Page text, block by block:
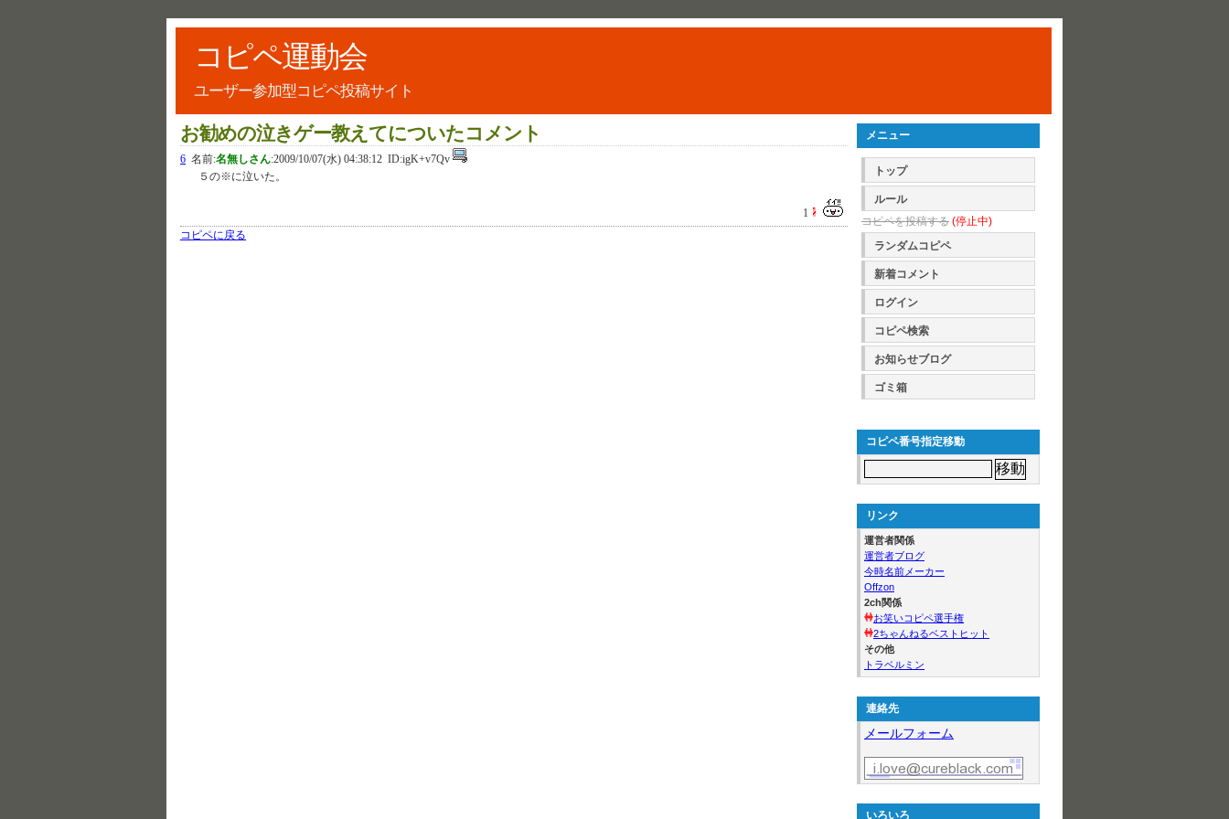
コピペ運動会
ユーザー参加型コピペ投稿サイト
お勧めの泣きゲー教えてについたコメント
6 名前:名無しさん:2009/10/07(水) 04:38:12 ID:igK+v7Qv
５の※に泣いた。
1
コピペに戻る
メニュー
トップ
ルール
コピペを投稿する (停止中)
ランダムコピペ
新着コメント
ログイン
コピペ検索
お知らせブログ
ゴミ箱
コピペ番号指定移動
リンク
運営者関係
運営者ブログ
今時名前メーカー
Offzon
2ch関係
お笑いコピペ選手権
2ちゃんねるベストヒット
その他
トラベルミン
連絡先
メールフォーム
いろいろ